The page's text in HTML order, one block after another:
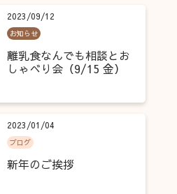
2023/09/12
お知らせ
離乳食なんでも相談とお
しゃべり会（9/15 金）
2023/01/04
ブログ
新年のご挨拶